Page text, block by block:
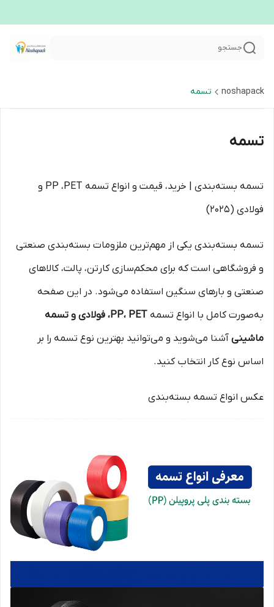
جستجو
noshapack تسمه
تسمه
تسمه بسته‌بندی | خرید، قیمت و انواع تسمه PP ،PET و
فولادی (2025)
تسمه بسته‌بندی یکی از مهم‌ترین ملزومات بسته‌بندی صنعتی
و فروشگاهی است که برای محکم‌سازی کارتن، پالت، کالاهای
صنعتی و بارهای سنگین استفاده می‌شود. در این صفحه
به‌صورت کامل با انواع تسمه
PP، PET، فولادی و تسمه
ماشینی آشنا می‌شوید و می‌توانید بهترین نوع تسمه را بر
اساس نوع کار انتخاب کنید.
عکس انواع تسمه بسته‌بندی